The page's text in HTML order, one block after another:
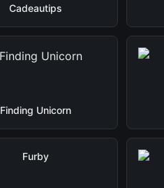
Cadeautips
Finding Unicorn
Furby